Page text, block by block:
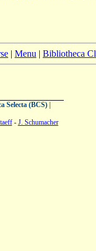
| Menu | Bibliotheca
Selecta (BCS)|
- J. Schumacher